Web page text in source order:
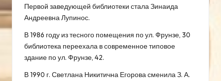
Первой заведующей библиотеки стала Зинаида
Андреевна Лупинос.
В 1986 году из тесного помещения по ул. Фрунзе, 30
библиотека переехала в современное типовое
здание по ул. Фрунзе, 42.
В 1990 г. Светлана Никитична Егорова сменила З. А.